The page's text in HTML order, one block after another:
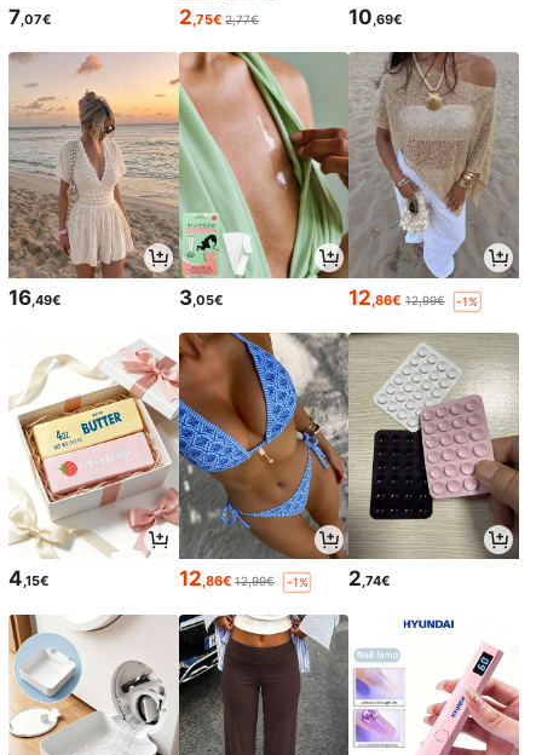
7,07€ 2,75€ 2,77€ 10,69€
16,49€ 3,05€ 12,86€ 12,99€ -1%
4,15€ 12,86€ 12,99€ -1% 2,74€